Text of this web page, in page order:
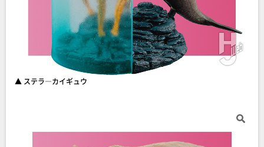
▲ ステラ―カイギュウ